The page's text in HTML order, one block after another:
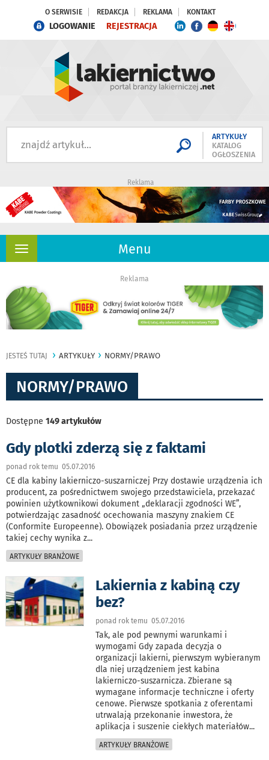
O SERWISIE REDAKCJA REKLAMA KONTAKT
LOGOWANIE REJESTRACJA
ARTYKUŁY
KATALOG
OGŁOSZENIA
Reklama
Menu
Rozwiń
Reklama
JESTEŚ TUTAJ ARTYKUŁY NORMY/PRAWO
NORMY/PRAWO
Dostępne 149 artykułów
Gdy plotki zderzą się z faktami
ponad rok temu 05.07.2016
CE dla kabiny lakierniczo-suszarniczej Przy dostawie urządzenia ich
producent, za pośrednictwem swojego przedstawiciela, przekazać
powinien użytkownikowi dokument „deklaracji zgodności WE”,
potwierdzając zasadność ocechowania maszyny znakiem CE
(Conformite Europeenne). Obowiązek posiadania przez urządzenie
takiej cechy wynika z...
ARTYKUŁY BRANŻOWE
Lakiernia z kabiną czy
bez?
ponad rok temu 05.07.2016
Tak, ale pod pewnymi warunkami i
wymogami Gdy zapada decyzja o
organizacji lakierni, pierwszym wybieranym
dla niej urządzeniem jest kabina
lakierniczo-suszarnicza. Zbierane są
wymagane informacje techniczne i oferty
cenowe. Pierwsze spotkania z oferentami
utrwalają przekonanie inwestora, że
aplikacja i suszenie ciekłych materiałów...
ARTYKUŁY BRANŻOWE